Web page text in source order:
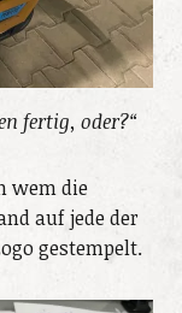
fertig, oder?“
wem die
auf jede der
gestempelt.